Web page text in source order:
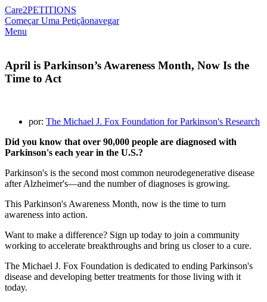
Care2PETITIONS
Começar Uma Petiçãonavegar
Menu
April is Parkinson’s Awareness Month, Now Is the
Time to Act
por: The Michael J. Fox Foundation for Parkinson's Research
Did you know that over 90,000 people are diagnosed with
Parkinson's each year in the U.S.?
Parkinson's is the second most common neurodegenerative disease
after Alzheimer's—and the number of diagnoses is growing.
This Parkinson's Awareness Month, now is the time to turn
awareness into action.
Want to make a difference? Sign up today to join a community
working to accelerate breakthroughs and bring us closer to a cure.
The Michael J. Fox Foundation is dedicated to ending Parkinson's
disease and developing better treatments for those living with it
today.